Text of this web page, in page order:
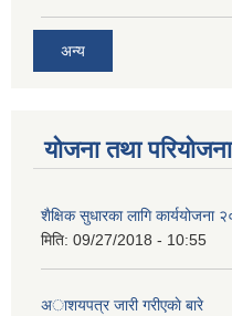
अन्य
योजना तथा परियोजना
शैक्षिक सुधारका लागि कार्ययोजना
मिति: 09/27/2018 - 10:55
अाशयपत्र जारी गरीएकाे बारे